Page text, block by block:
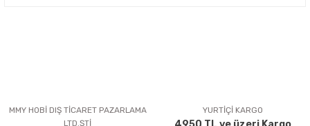
Ürün açıklamasında eksik bilgiler bulunuyor.
MMY HOBİ DIŞ TİCARET PAZARLAMA
LTD.ŞTİ
YURTİÇİ KARGO